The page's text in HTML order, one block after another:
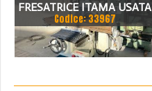
FRESATRICE ITAMA USATA
Codice: 33967